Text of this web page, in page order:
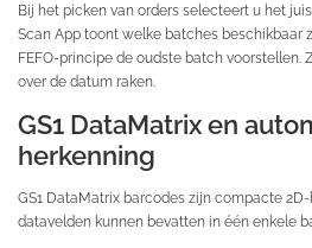
Bij het picken van orders selecteert u het
Scan App toont welke batches beschikbaar
FEFO-principe de oudste batch voorstellen.
over de datum raken.
GS1 DataMatrix en
herkenning
GS1 DataMatrix barcodes zijn compacte
datavelden kunnen bevatten in één enkele